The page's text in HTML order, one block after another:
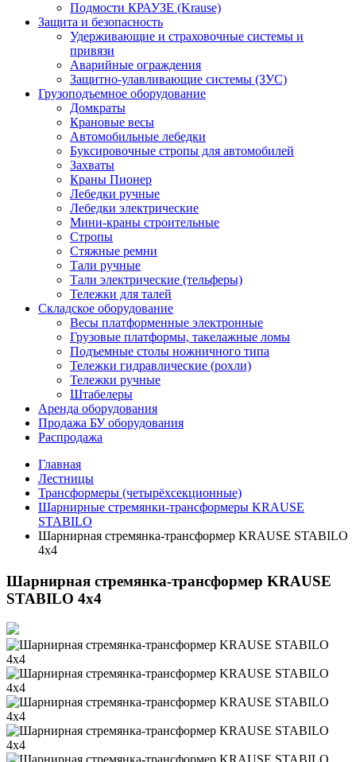
Подмости КРАУЗЕ (Krause)
Защита и безопасность
Удерживающие и страховочные системы и
привязи
Аварийные ограждения
Защитно-улавливающие системы (ЗУС)
Грузоподъемное оборудование
Домкраты
Крановые весы
Автомобильные лебедки
Буксировочные стропы для автомобилей
Захваты
Краны Пионер
Лебедки ручные
Лебедки электрические
Мини-краны строительные
Стропы
Стяжные ремни
Тали ручные
Тали электрические (тельферы)
Тележки для талей
Складское оборудование
Весы платформенные электронные
Грузовые платформы, такелажные ломы
Подъемные столы ножничного типа
Тележки гидравлические (рохли)
Тележки ручные
Штабелеры
Аренда оборудования
Продажа БУ оборудования
Распродажа
Главная
Лестницы
Трансформеры (четырёхсекционные)
Шарнирные стремянки-трансформеры KRAUSE
STABILO
Шарнирная стремянка-трансформер KRAUSE STABILO
4х4
Шарнирная стремянка-трансформер KRAUSE
STABILO 4х4